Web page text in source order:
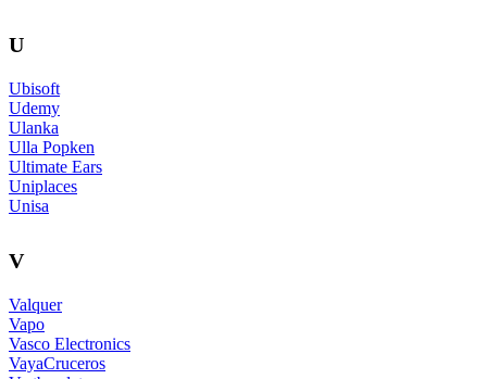
U
Ubisoft
Udemy
Ulanka
Ulla Popken
Ultimate Ears
Uniplaces
Unisa
V
Valquer
Vapo
Vasco Electronics
VayaCruceros